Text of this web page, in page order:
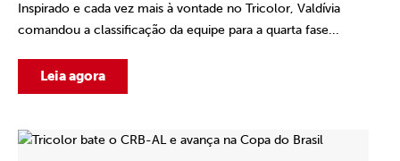
Inspirado e cada vez mais à vontade no Tricolor, Valdívia
comandou a classificação da equipe para a quarta fase...
Leia agora